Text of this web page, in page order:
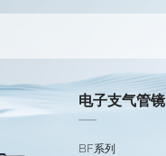
电子支气管镜
BF系列